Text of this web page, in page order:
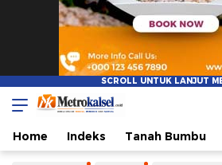
Metro Kalsel
Media Online Terkini,
Home Indeks Tanah Bumbu